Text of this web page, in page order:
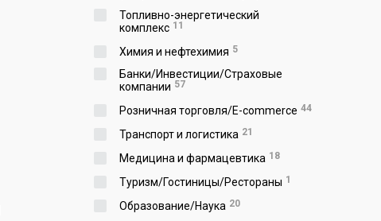
Топливно-энергетический
комплекс 11
Химия и нефтехимия 5
Банки/Инвестиции/Страховые
компании 57
Розничная торговля/E-commerce 44
Транспорт и логистика 21
Медицина и фармацевтика 18
Туризм/Гостиницы/Рестораны 1
Образование/Наука 20